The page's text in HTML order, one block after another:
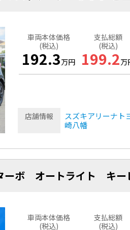
車両本体価格
(税込)
192.3万円
支払総額
(税込)
199.2万
店舗情報
スズキアリーナト
崎八幡
ーボ オートライト キ
車両本体価格
(税込)
支払総額
(税込)